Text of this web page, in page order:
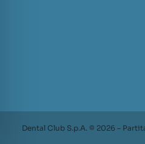
Dental Club S.p.A. © 2026 –